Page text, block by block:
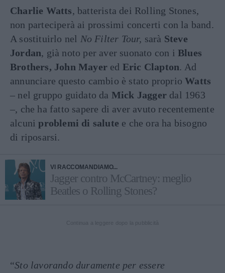
Charlie Watts, batterista dei Rolling Stones,
non parteciperà ai prossimi concerti con la band.
A sostituirlo nel No Filter Tour, sarà Steve
Jordan, già noto per aver suonato con iBlues
Brothers, John Mayer ed Eric Clapton. Ad
annunciare questo cambio è stato proprioWatts
– nel gruppo guidato da Mick Jagger dal 1963
–, che ha fatto sapere di aver avuto recentemente
alcuni problemi di salute e che ora ha bisogno
di riposarsi.
VI RACCOMANDIAMO...
Jagger contro McCartney: meglio
Beatles o Rolling Stones?
“Sto lavorando duramente per essere